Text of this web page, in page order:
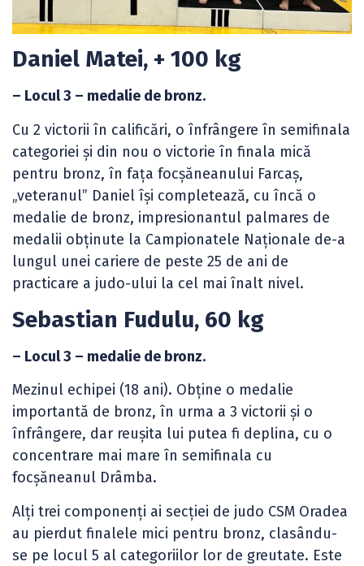
Daniel Matei, + 100 kg
– Locul 3 – medalie de bronz.
Cu 2 victorii în calificări, o înfrângere în semifinala
categoriei și din nou o victorie în finala mică
pentru bronz, în fața focșăneanului Farcaș,
„veteranul” Daniel își completează, cu încă o
medalie de bronz, impresionantul palmares de
medalii obținute la Campionatele Naționale de-a
lungul unei cariere de peste 25 de ani de
practicare a judo-ului la cel mai înalt nivel.
Sebastian Fudulu, 60 kg
– Locul 3 – medalie de bronz.
Mezinul echipei (18 ani). Obține o medalie
importantă de bronz, în urma a 3 victorii și o
înfrângere, dar reușita lui putea fi deplina, cu o
concentrare mai mare în semifinala cu
focșăneanul Drâmba.
Alți trei componenți ai secției de judo CSM Oradea
au pierdut finalele mici pentru bronz, clasându-
se pe locul 5 al categoriilor lor de greutate. Este